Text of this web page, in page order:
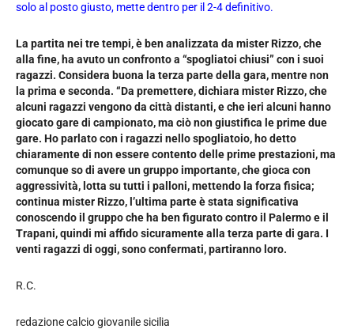
solo al posto giusto, mette dentro per il 2-4 definitivo.
La partita nei tre tempi, è ben analizzata da mister Rizzo, che
alla fine, ha avuto un confronto a “spogliatoi chiusi” con i suoi
ragazzi. Considera buona la terza parte della gara, mentre non
la prima e seconda. “Da premettere, dichiara mister Rizzo, che
alcuni ragazzi vengono da città distanti, e che ieri alcuni hanno
giocato gare di campionato, ma ciò non giustifica le prime due
gare. Ho parlato con i ragazzi nello spogliatoio, ho detto
chiaramente di non essere contento delle prime prestazioni, ma
comunque so di avere un gruppo importante, che gioca con
aggressività, lotta su tutti i palloni, mettendo la forza fisica;
continua mister Rizzo, l’ultima parte è stata significativa
conoscendo il gruppo che ha ben figurato contro il Palermo e il
Trapani, quindi mi affido sicuramente alla terza parte di gara. I
venti ragazzi di oggi, sono confermati, partiranno loro.
R.C.
redazione calcio giovanile sicilia